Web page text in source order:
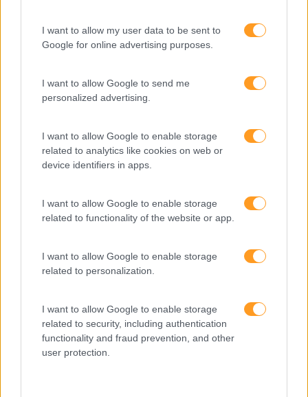
I want to allow my user data to be sent to
Google for online advertising purposes.
I want to allow Google to send me
personalized advertising.
I want to allow Google to enable storage
related to analytics like cookies on web or
device identifiers in apps.
I want to allow Google to enable storage
related to functionality of the website or app.
I want to allow Google to enable storage
related to personalization.
I want to allow Google to enable storage
related to security, including authentication
functionality and fraud prevention, and other
user protection.
PORTO RH MEETING
Sem Categoria
Team Building
Tecnologias De Informação
Recentes
Feedback fora do
calendário